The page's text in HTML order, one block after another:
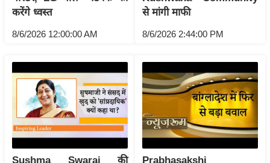
ल
श
य
त
ग
इं
या
करेंगे ध्वस्त
8/6/2026 12:00:00 AM
से मांगी माफी
8/6/2026 2:44:00 PM
Sushma Swaraj की
Prabhasakshi